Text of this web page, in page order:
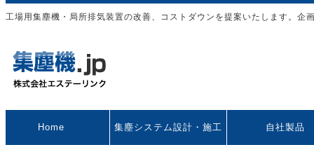
工場用集塵機・局所排気装置の改善、コストダウンを提案いたします。企
Home 集塵システム設計・施工 自社製品